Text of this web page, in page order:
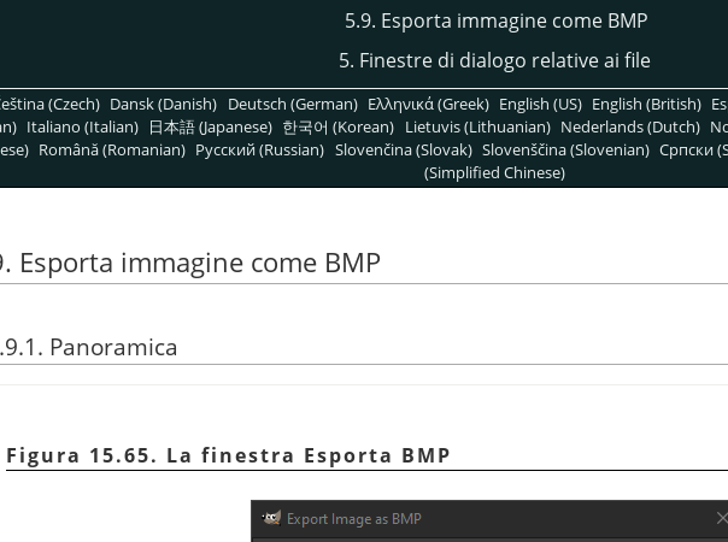
5.9. Esporta immagine come BMP
5. Finestre di dialogo relative ai file
(Czech) Dansk (Danish) Deutsch (German) Ελληνικά (Greek) English (US) English (British)
Italiano (Italian) 日本語 (Japanese) 한국어 (Korean) Lietuvis (Lithuanian) Nederlands (Dutch)
Română (Romanian) Pусский (Russian) Slovenčina (Slovak) Slovenščina (Slovenian) Српски
(Simplified Chinese)
Esporta immagine come BMP
Panoramica
Figura 15.65. La finestra Esporta BMP